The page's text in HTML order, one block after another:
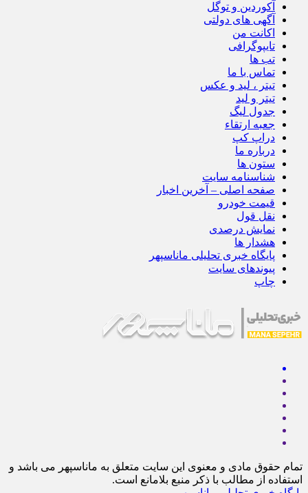
آکوردین و توگل
آگهی های دولتی
اکانت من
تایپوگرافی
تب ها
تماس با ما
تیتر ، لید و عکس
تیتر و لید
جدول لیگ
جعبه ارتقاء
دراپ کپ
درباره ما
ستون ها
شناسنامه سایت
صفحه اصلی – آخرین اخبار
قیمت خودرو
نقل قول
نمایش درصدی
هشدار ها
پایگاه خبری تحلیلی ماناسپهر
پیوندهای سایت
چاپ
تمام حقوق مادی و معنوی این سایت متعلق به ماناسپهر می باشد و
استفاده از مطالب با ذکر منبع بلامانع است.